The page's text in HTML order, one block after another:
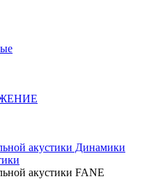
акустики Динамики
акустики FANE